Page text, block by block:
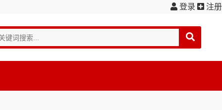
登录 注册